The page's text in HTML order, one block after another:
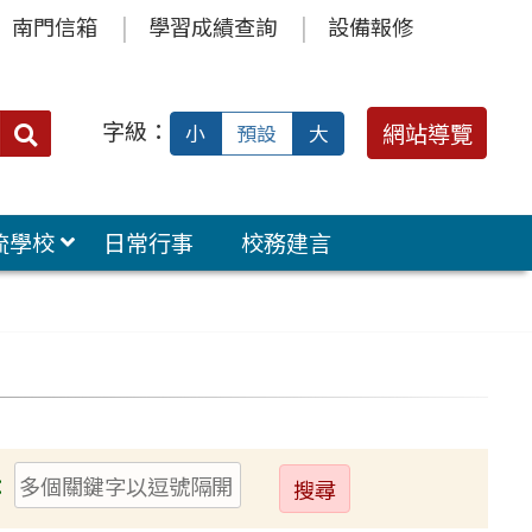
南門信箱 學習成績查詢 設備報修
搜
字級： 小 預設 大 網站導覽
學校 日常行事
校務建言
送
出